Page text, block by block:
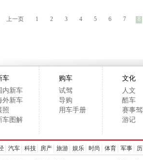
上一页 1 2 3 4 5 6 7 8
车
内新车
外新车
照
车图解
购车
试驾
导购
用车手册
文化
人文
酷车
赛事
游记
汽车 科技 房产 旅游 娱乐 时尚 体育 军事